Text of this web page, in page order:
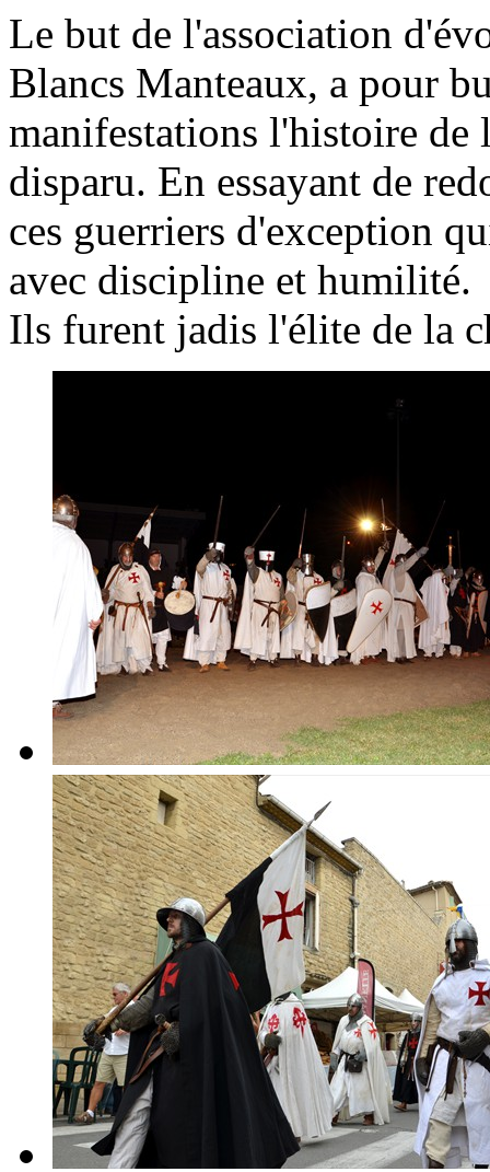
Le but de l'association
Blancs Manteaux, a pour
manifestations l'histoire
disparu. En essayant de
ces guerriers d'exception
avec discipline et humilité.
Ils furent jadis l'élite de la